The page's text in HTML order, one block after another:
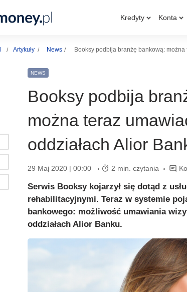
Kredyty Konta
Artykuły News Booksy podbija branżę bankową:
NEWS
Booksy podbija
można teraz
oddziałach Alior
29 Maj 2020 | 00:00 2 min. czytania
Serwis Booksy kojarzył się dotąd z
rehabilitacyjnymi. Teraz w systemie
bankowego: możliwość umawiania
oddziałach Alior Banku.